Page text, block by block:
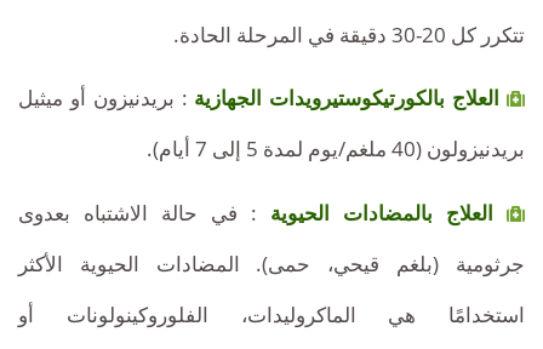
تتكرر كل 20-30 دقيقة في المرحلة الحادة.
العلاج بالكورتيكوستيرويدات الجهازية : بريدنيزون أو ميثيل
بريدنيزولون (40 ملغم/يوم لمدة 5 إلى 7 أيام).
العلاج بالمضادات الحيوية : في حالة الاشتباه بعدوى
جرثومية (بلغم قيحي، حمى). المضادات الحيوية الأكثر
استخدامًا هي الماكروليدات، الفلوروكينولونات أو